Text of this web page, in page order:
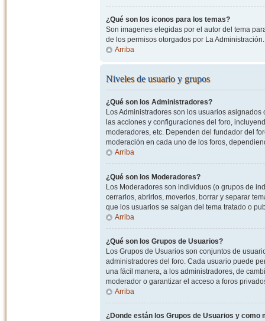
¿Qué son los iconos para los temas?
Son imagenes elegidas por el autor del tema
de los permisos otorgados por La Administración.
Arriba
Niveles de usuario y grupos
¿Qué son los Administradores?
Los Administradores son los usuarios
las acciones y configuraciones del foro,
moderadores, etc. Dependen del fundador del
moderación en cada uno de los foros,
Arriba
¿Qué son los Moderadores?
Los Moderadores son individuos (o grupos de
cerrarlos, abrirlos, moverlos, borrar y separar
que los usuarios se salgan del tema tratado o
Arriba
¿Qué son los Grupos de Usuarios?
Los Grupos de Usuarios son conjuntos de
administradores del foro. Cada usuario puede
una fácil manera, a los administradores, de
moderador o garantizar el acceso a foros
Arriba
¿Donde están los Grupos de Usuarios y como